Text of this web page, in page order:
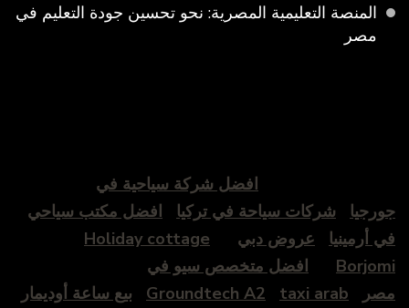
المنصة التعليمية المصرية: نحو تحسين جودة التعليم في
مصر
افضل شركة سياحية في
جورجيا
شركات سياحة في تركيا
افضل مكتب سياحي
في أرمينيا
عروض دبي
Holiday cottage
Borjomi
افضل متخصص سيو في
مصر
Groundtech A2 taxi arab
بيع ساعة أوديمار